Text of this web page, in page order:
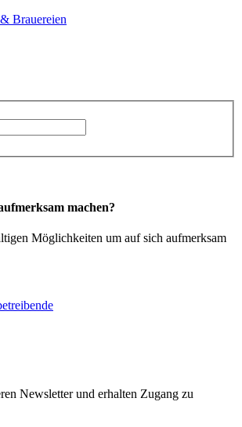
Brauereien
machen?
Möglichkeiten um auf sich aufmerksam
Newsletter und erhalten Zugang zu